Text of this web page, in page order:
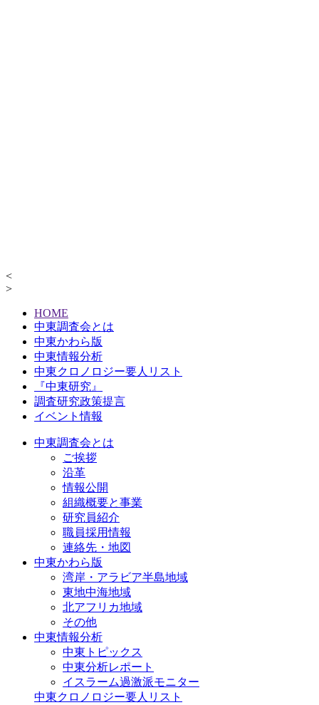
<
>
HOME
中東調査会とは
中東かわら版
中東情報分析
中東クロノロジー要人リスト
『中東研究』
調査研究政策提言
イベント情報
中東調査会とは
ご挨拶
沿革
情報公開
組織概要と事業
研究員紹介
職員採用情報
連絡先・地図
中東かわら版
湾岸・アラビア半島地域
東地中海地域
北アフリカ地域
その他
中東情報分析
中東トピックス
中東分析レポート
イスラーム過激派モニター
中東クロノロジー要人リスト